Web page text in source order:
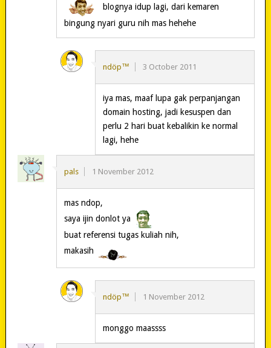
blognya idup lagi, dari kemaren
bingung nyari guru nih mas hehehe
ndöp™ 3 October 2011
iya mas, maaf lupa gak perpanjangan
domain hosting, jadi kesuspen dan
perlu 2 hari buat kebalikin ke normal
lagi, hehe
pals 1 November 2012
mas ndop,
saya ijin donlot ya
buat referensi tugas kuliah nih,
makasih
ndöp™ 1 November 2012
monggo maassss